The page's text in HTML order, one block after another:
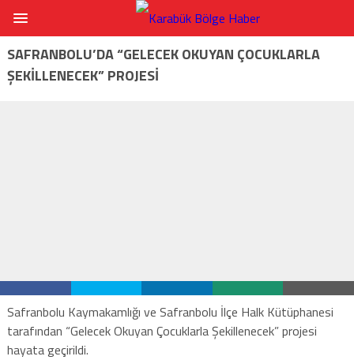
SAFRANBOLU’DA “GELECEK OKUYAN ÇOCUKLARLA
ŞEKİLLENECEK” PROJESİ
Safranbolu Kaymakamlığı ve Safranbolu İlçe Halk Kütüphanesi
tarafından “Gelecek Okuyan Çocuklarla Şekillenecek” projesi
hayata geçirildi.